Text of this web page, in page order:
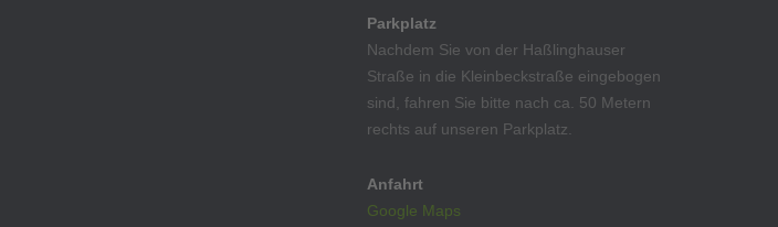
Parkplatz
Nachdem Sie von der Haßlinghauser
Straße in die Kleinbeckstraße eingebogen
sind, fahren Sie bitte nach ca. 50 Metern
rechts auf unseren Parkplatz.
Anfahrt
Google Maps